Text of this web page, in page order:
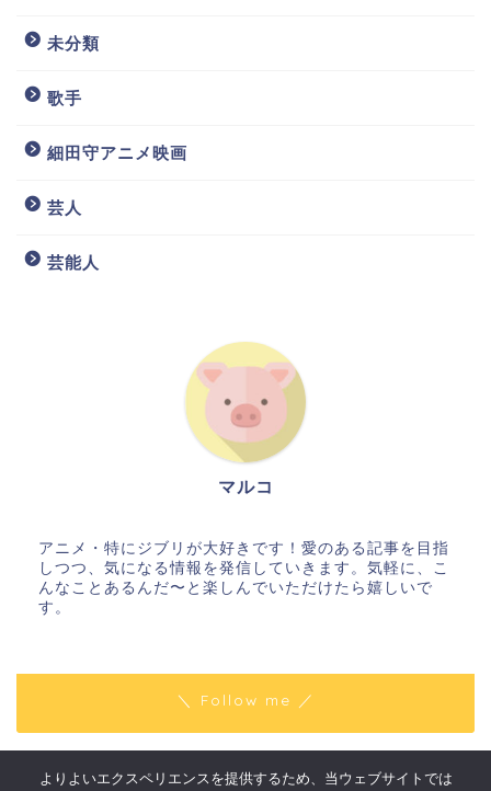
未分類
歌手
細田守アニメ映画
芸人
芸能人
マルコ
アニメ・特にジブリが大好きです！愛のある記事を目指
しつつ、気になる情報を発信していきます。気軽に、こ
んなことあるんだ〜と楽しんでいただけたら嬉しいで
す。
＼ Follow me ／
よりよいエクスペリエンスを提供するため、当ウェブサイトでは